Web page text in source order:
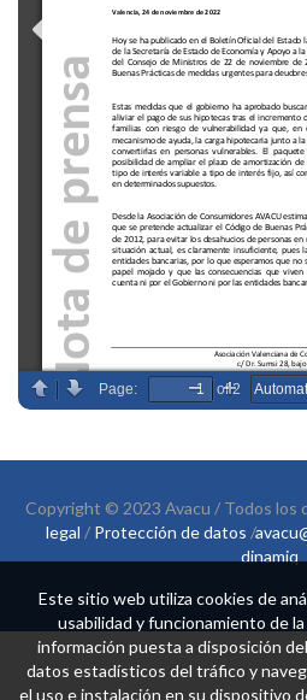
Copyright © 2023 Avacu / Todos los
legal / Protección de datos /
dinamiq
Este sitio web utiliza cookies de
usabilidad y funcionamiento de
información puesta a disposición
datos estadísticos del tráfico y
el uso e instalación en su dispositivo